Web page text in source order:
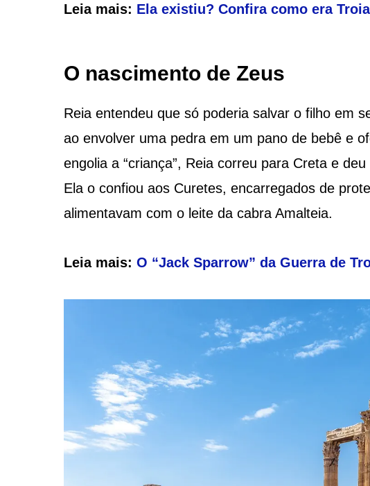
Leia mais: Ela existiu? Confira como era
O nascimento de Zeus
Reia entendeu que só poderia salvar o filho em
ao envolver uma pedra em um pano de bebê e
engolia a “criança”, Reia correu para Creta e
Ela o confiou aos Curetes, encarregados de
alimentavam com o leite da cabra Amalteia.
Leia mais: O “Jack Sparrow” da Guerra de